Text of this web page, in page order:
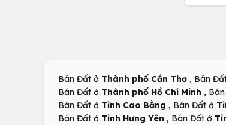
Bán Đất ở Thành phố Cần Thơ , Bán
Bán Đất ở Thành phố Hồ Chí Minh ,
Bán Đất ở Tỉnh Cao Bằng , Bán Đất ở
Bán Đất ở Tỉnh Hưng Yên , Bán Đất ở